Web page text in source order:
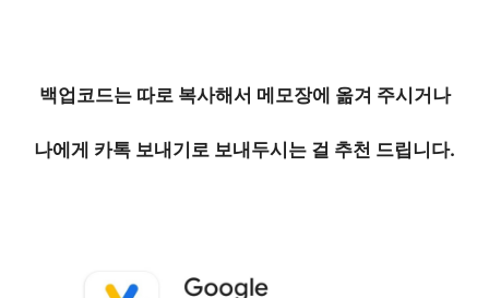
백업코드는 따로 복사해서 메모장에 옮겨 주시거나
나에게 카톡 보내기로 보내두시는 걸 추천 드립니다.